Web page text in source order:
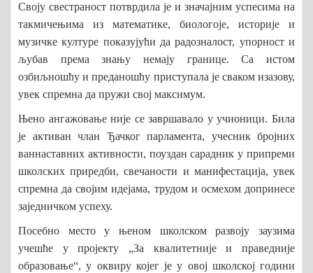
Своју свестраност потврдила је и значајним успесима на
такмичењима из математике, биологоје, историје и
музичке културе показујући да радозналост, упорност и
љубав према знању немају границе. Са истом
озбиљношћу и преданошћу приступала је сваком изазову,
увек спремна да пружи свој максимум.
Њено ангажовање није се завршавало у учионици. Била
је активан члан Ђачког парламента, учесник бројних
ваннаставних активности, поуздан сарадник у припреми
школских приредби, свечаности и манифестација, увек
спремна да својим идејама, трудом и осмехом допринесе
заједничком успеху.
Посебно место у њеном школском развоју заузима
учешће у пројекту „За квалитетније и праведније
образовање“, у оквиру којег је у овој школској години